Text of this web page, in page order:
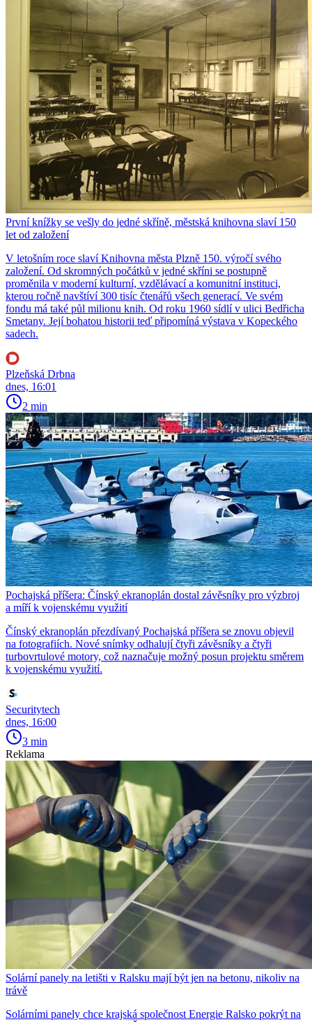
První knížky se vešly do jedné skříně, městská knihovna slaví 150
let od založení
V letošním roce slaví Knihovna města Plzně 150. výročí svého
založení. Od skromných počátků v jedné skříni se postupně
proměnila v moderní kulturní, vzdělávací a komunitní instituci,
kterou ročně navštíví 300 tisíc čtenářů všech generací. Ve svém
fondu má také půl milionu knih. Od roku 1960 sídlí v ulici Bedřicha
Smetany. Její bohatou historii teď připomíná výstava v Kopeckého
sadech.
Plzeňská Drbna
dnes, 16:01
2 min
Pochajská příšera: Čínský ekranoplán dostal závěsníky pro výzbroj
a míří k vojenskému využití
Čínský ekranoplán přezdívaný Pochajská příšera se znovu objevil
na fotografiích. Nové snímky odhalují čtyři závěsníky a čtyři
turbovrtulové motory, což naznačuje možný posun projektu směrem
k vojenskému využití.
Securitytech
dnes, 16:00
3 min
Reklama
Solární panely na letišti v Ralsku mají být jen na betonu, nikoliv na
trávě
Solárními panely chce krajská společnost Energie Ralsko pokrýt na